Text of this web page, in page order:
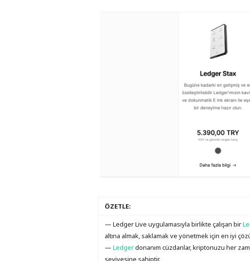
ÖZETLE:
— Ledger Live uygulamasıyla birlikte çalışan bir
altına almak, saklamak ve yönetmek için en iyi
— Ledgerdonanım cüzdanlar, kriptonuzu her
seviyesine sahiptir.